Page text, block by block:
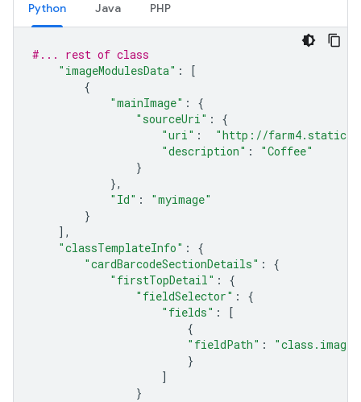
Python Java PHP
#... rest of class
"imageModulesData" :
[
{
"mainImage" :
{
"sourceUri" :
{
"uri" :
"http://
"description" :
"Coffee"
}
},
"Id" :
"myimage"
}
],
"classTemplateInfo" :
{
"cardBarcodeSectionDetails" :
{
"firstTopDetail" :
{
"fieldSelector" :
{
"fields" :
[
{
"fieldPath" :
}
]
}